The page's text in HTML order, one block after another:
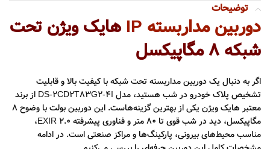
توضیحات
دوربین مداربسته IP
هایک ویژن تحت
شبکه 8 مگاپیکسل
اگر به دنبال یک دوربین مداربسته تحت شبکه با کیفیت بالا و قابلیت
تشخیص پلاک خودرو در شب هستید، مدل DS-2CD2T83G2-4I از برند
معتبر هایک ویژن یکی از بهترین گزینه‌هاست. این دوربین بولت با وضوح 8
مگاپیکسل، دید در شب قوی تا ۸۰ متر و فناوری پیشرفته EXIR 2.0،
مناسب محیط‌های بیرونی، پارکینگ‌ها و مراکز صنعتی است. در ادامه